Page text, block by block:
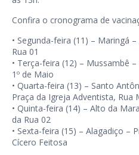
Confira o cronograma de
• Segunda-feira (11) – Maringá
Rua 01
• Terça-feira (12) – Mussambê
1º de Maio
• Quarta-feira (13) – Santo
Praça da Igreja Adventista, Rua
• Quinta-feira (14) – Alto da
da Rua 02
• Sexta-feira (15) – Alagadiço –
Cícero Feitosa